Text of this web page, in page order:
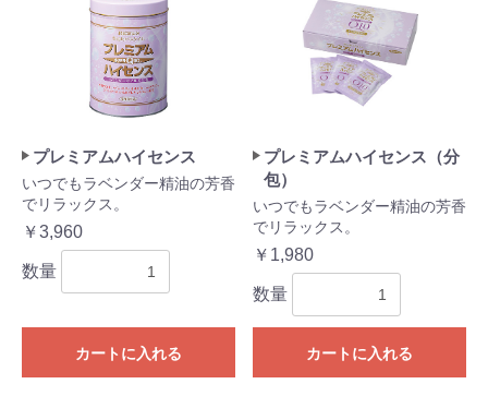
プレミアムハイセンス
いつでもラベンダー精油の芳香
でリラックス。
￥3,960
数量
カートに入れる
プレミアムハイセンス（分
包）
いつでもラベンダー精油の芳香
でリラックス。
￥1,980
数量
カートに入れる